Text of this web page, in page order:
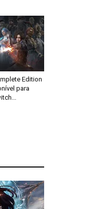
Edition
para